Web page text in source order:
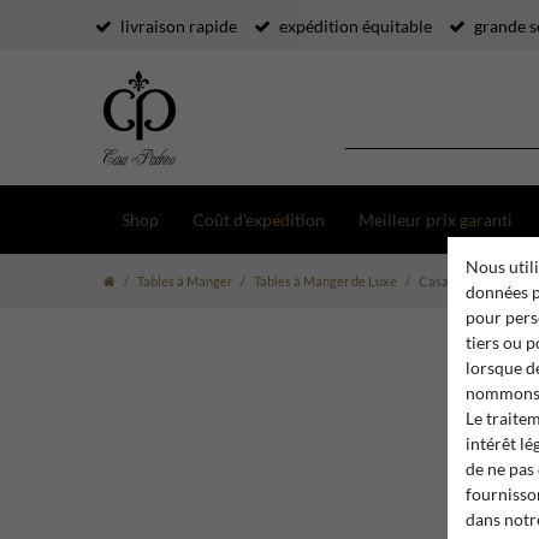
livraison rapide expédition équitable grande
Shop Coût d'expédition Meilleur prix garanti
Tables à Manger Tables à Manger de Luxe Casa Padrino table
Nous
données
pour
tiers ou
lorsque
Le
intérêt
de ne
dans